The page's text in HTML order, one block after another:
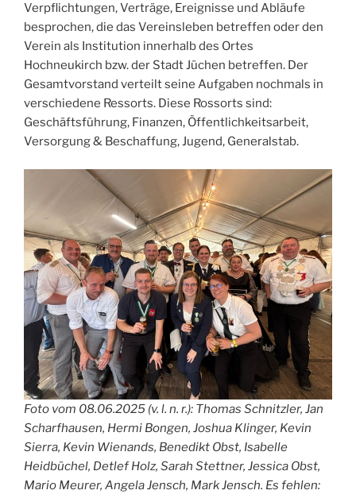
Verpflichtungen, Verträge, Ereignisse und Abläufe
besprochen, die das Vereinsleben betreffen oder den
Verein als Institution innerhalb des Ortes
Hochneukirch bzw. der Stadt Jüchen betreffen. Der
Gesamtvorstand verteilt seine Aufgaben nochmals in
verschiedene Ressorts. Diese Rossorts sind:
Geschäftsführung, Finanzen, Öffentlichkeitsarbeit,
Versorgung & Beschaffung, Jugend, Generalstab.
Foto vom 08.06.2025 (v. l. n. r.): Thomas Schnitzler, Jan
Scharfhausen, Hermi Bongen, Joshua Klinger, Kevin
Sierra, Kevin Wienands, Benedikt Obst, Isabelle
Heidbüchel, Detlef Holz, Sarah Stettner, Jessica Obst,
Mario Meurer, Angela Jensch, Mark Jensch. Es fehlen: